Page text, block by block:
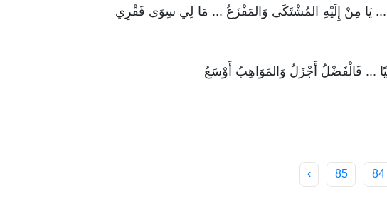
يَا مِنْ إِلَيْهِ المُشْتَكَى وَالمَفْزَعُ ... مَا لِي سِوَى فَقْرِي
... فَالْفَضْلُ أَجْزَلُ وَالمَوَاهِبُ أَوْسَعُ
84
85
›